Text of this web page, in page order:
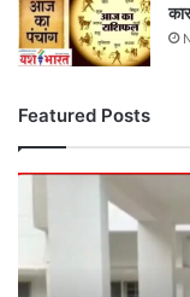
Featured Posts
पोलियो
ड्रॉप्स